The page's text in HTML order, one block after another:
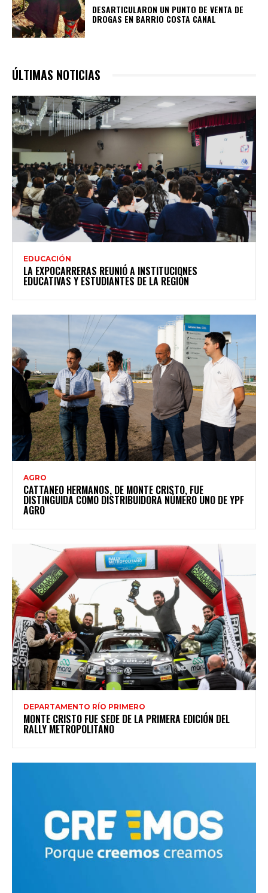
DESARTICULARON UN PUNTO DE VENTA DE
DROGAS EN BARRIO COSTA CANAL
ÚLTIMAS NOTICIAS
EDUCACIÓN
LA EXPOCARRERAS REUNIÓ A INSTITUCIONES
EDUCATIVAS Y ESTUDIANTES DE LA REGIÓN
AGRO
CATTANEO HERMANOS, DE MONTE CRISTO, FUE
DISTINGUIDA COMO DISTRIBUIDORA NÚMERO UNO DE YPF
AGRO
DEPARTAMENTO RÍO PRIMERO
MONTE CRISTO FUE SEDE DE LA PRIMERA EDICIÓN DEL
RALLY METROPOLITANO